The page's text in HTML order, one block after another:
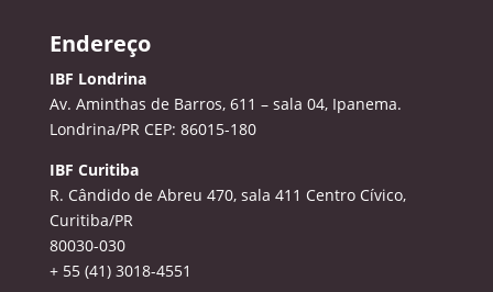
Endereço
IBF Londrina
Av. Aminthas de Barros, 611 – sala 04, Ipanema.
Londrina/PR CEP: 86015-180
IBF Curitiba
R. Cândido de Abreu 470, sala 411 Centro Cívico,
Curitiba/PR
80030-030
+ 55 (41) 3018-4551